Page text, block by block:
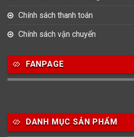
Chính sách thanh toán
Chính sách vận chuyển
FANPAGE
DANH MỤC SẢN PHẨM